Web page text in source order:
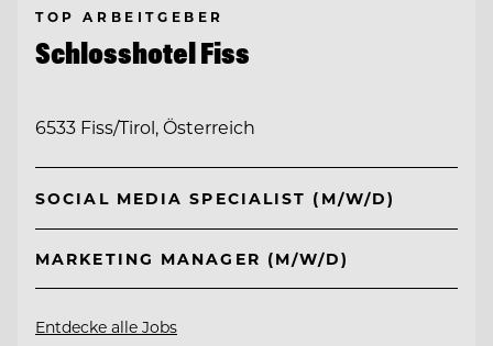
TOP ARBEITGEBER
Schlosshotel Fiss
6533 Fiss/Tirol, Österreich
SOCIAL MEDIA SPECIALIST (M/W/D)
MARKETING MANAGER (M/W/D)
Entdecke alle Jobs